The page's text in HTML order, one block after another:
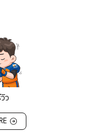
ครัว และพื้นที่ส่วนกลาง
ยบร้อย
ใช้ในห้องน้ำและผลิตภัณฑ์
ทำความสะอาดและดูแล
ระเบื้อง
ว